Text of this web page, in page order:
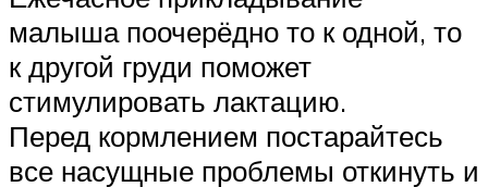
малыша поочерёдно то к одной, то
к другой груди поможет
стимулировать лактацию.
Перед кормлением постарайтесь
все насущные проблемы откинуть и